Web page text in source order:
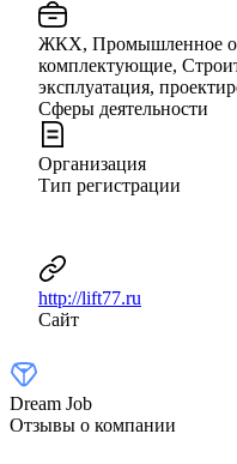
ЖКХ, Промышленное
комплектующие,
эксплуатация,
Сферы деятельности
Организация
Тип регистрации
http://lift77.ru
Сайт
Dream Job
Отзывы о компании